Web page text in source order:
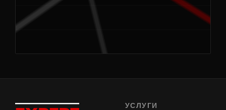
УСЛУГИ